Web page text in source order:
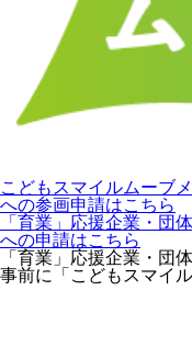
こどもスマイルムーブ
への参画申請はこちら
「育業」応援企業・団体
への申請はこちら
「育業」応援企業・団
事前に「こどもスマイ